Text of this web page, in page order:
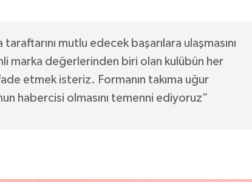
mutlu edecek başarılara ulaşmasını
marka değerlerinden biri olan kulübün her
etmek isteriz. Formanın takıma uğur
habercisi olmasını temenni ediyoruz”